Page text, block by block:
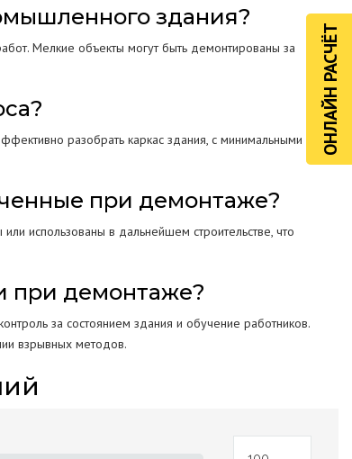
ОНЛАЙН РАСЧЁТ
здания?
Мелкие объекты могут быть демонтированы за
разобрать каркас здания, с минимальными
при демонтаже?
использованы в дальнейшем строительстве, что
при демонтаже?
за состоянием здания и обучение работников.
взрывных методов.